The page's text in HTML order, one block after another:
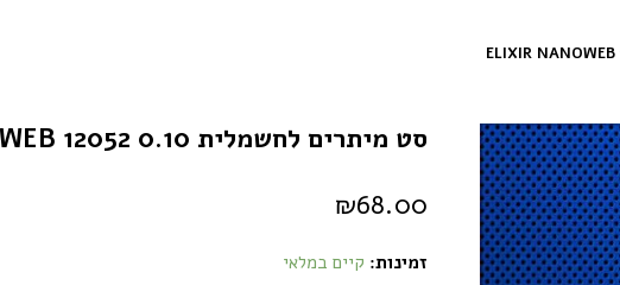
סט מיתרים לחשמלית ELIXIR NANOWEB 12052 0.10
₪68.00
זמינות: קיים במלאי